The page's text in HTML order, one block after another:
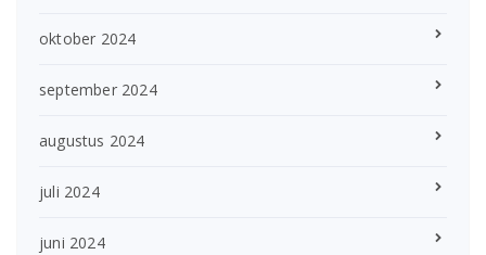
oktober 2024
september 2024
augustus 2024
juli 2024
juni 2024